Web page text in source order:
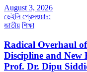
August 3, 2026
ডেইলি প্রেসওয়াচ:
জাতীয় শিক্ষা
Radical Overhaul
Discipline and
Prof. Dr. Dipu